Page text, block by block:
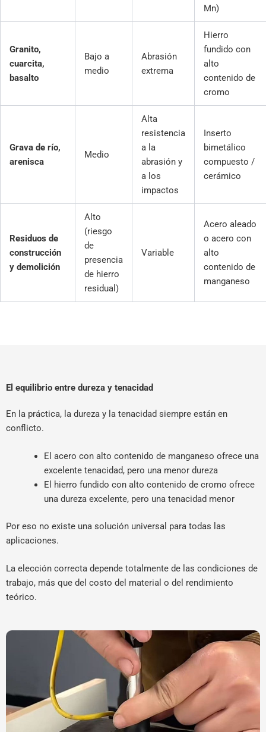
Mn)
Granito,
cuarcita,
basalto
Bajo a
medio
Abrasión
extrema
Hierro
fundido con
alto
contenido de
cromo
Grava de río,
arenisca
Medio
Alta
resistencia
a la
abrasión y
a los
impactos
Inserto
bimetálico
compuesto /
cerámico
Residuos de
construcción
y demolición
Alto
(riesgo
de
presencia
de hierro
residual)
Variable
Acero aleado
o acero con
alto
contenido de
manganeso
El equilibrio entre dureza y tenacidad
En la práctica, la dureza y la tenacidad siempre están en
conflicto.
El acero con alto contenido de manganeso ofrece una
excelente tenacidad, pero una menor dureza
El hierro fundido con alto contenido de cromo ofrece
una dureza excelente, pero una tenacidad menor
Por eso no existe una solución universal para todas las
aplicaciones.
La elección correcta depende totalmente de las condiciones de
trabajo, más que del costo del material o del rendimiento
teórico.